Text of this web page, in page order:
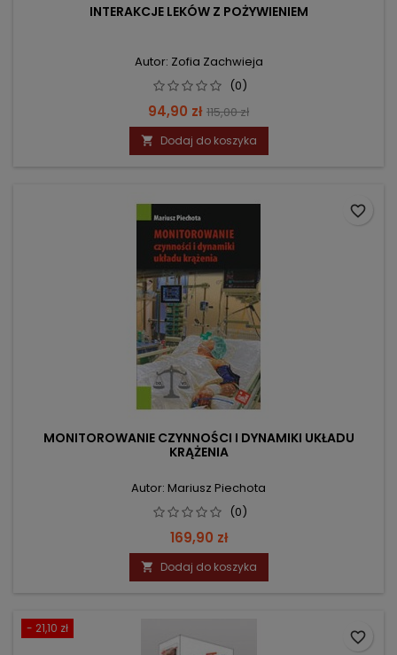
INTERAKCJE LEKÓW Z POŻYWIENIEM
Autor: Zofia Zachwieja
(0)
Cena
94,90 zł Cena
podstawowa
115,00 zł
 Dodaj do koszyka
MONITOROWANIE CZYNNOŚCI I DYNAMIKI UKŁADU
KRĄŻENIA
Autor: Mariusz Piechota
(0)
Cena
169,90 zł
 Dodaj do koszyka
favorite_border
- 21,10 zł
favorite_border